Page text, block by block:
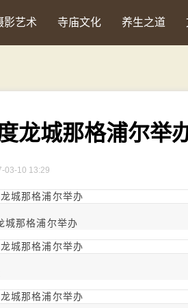
影艺术 寺庙文化 养生之道
龙城那格浦尔举
03-10 13:29
城那格浦尔举办